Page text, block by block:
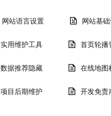
网站语言设置 网站基
实用维护工具 首页轮播
数据推荐隐藏 在线地图
项目后期维护 开发免责